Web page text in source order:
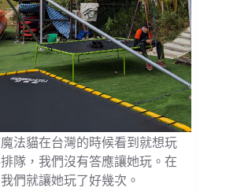
法貓在台灣的時候看到就想玩
隊，我們沒有答應讓她玩。在
們就讓她玩了好幾次。